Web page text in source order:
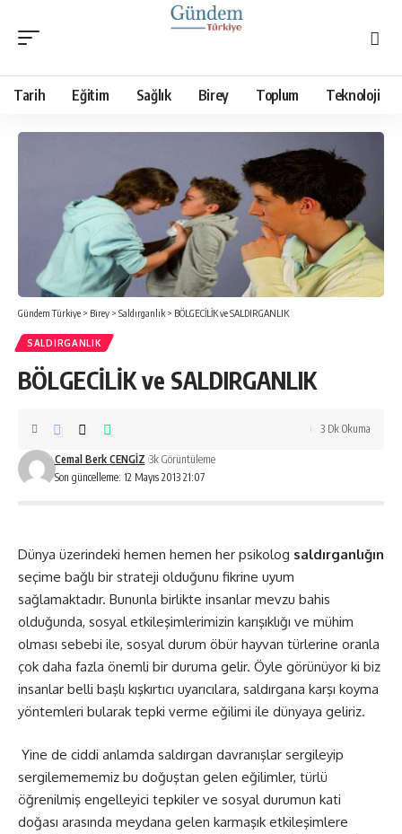
Tarih Eğitim Sağlık Birey Toplum Teknoloji
Gündem Türkiye > Birey > Saldırganlık > BÖLGECİLİK ve SALDIRGANLIK
SALDIRGANLIK
BÖLGECİLİK ve SALDIRGANLIK
Son güncelleme: 12 Mayıs 2013 21:07
Cemal Berk CENGİZ 3k Görüntüleme
3 Dk Okuma
Dünya üzerindeki hemen hemen her psikolog saldırganlığın
seçime bağlı bir strateji olduğunu fikrine uyum
sağlamaktadır. Bununla birlikte insanlar mevzu bahis
olduğunda, sosyal etkileşimlerimizin karışıklığı ve mühim
olması sebebi ile, sosyal durum öbür hayvan türlerine oranla
çok daha fazla önemli bir duruma gelir. Öyle görünüyor ki biz
insanlar belli başlı kışkırtıcı uyarıcılara, saldırgana karşı koyma
yöntemleri bularak tepki verme eğilimi ile dünyaya geliriz.
Yine de ciddi anlamda saldırgan davranışlar sergileyip
sergilemememiz bu doğuştan gelen eğilimler, türlü
öğrenilmiş engelleyici tepkiler ve sosyal durumun kati
doğası arasında meydana gelen karmaşık etkileşimlere